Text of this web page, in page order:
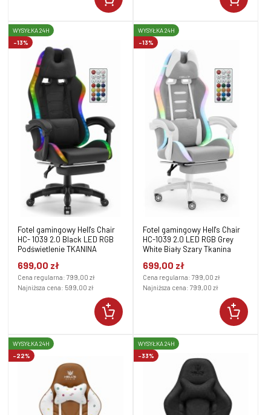
Fotel gamingowy Hell's Chair
HC- 1039 2.0 Black LED RGB
Podświetlenie TKANINA
699,00 zł
Cena regularna: 799,00 zł
Najniższa cena: 599,00 zł
-13%
WYSYŁKA 24H
Fotel gamingowy Hell's Chair
HC-1039 2.0 LED RGB Grey
White Biały Szary Tkanina
699,00 zł
Cena regularna: 799,00 zł
Najniższa cena: 799,00 zł
-13%
WYSYŁKA 24H
-22%
WYSYŁKA 24H
-33%
WYSYŁKA 24H